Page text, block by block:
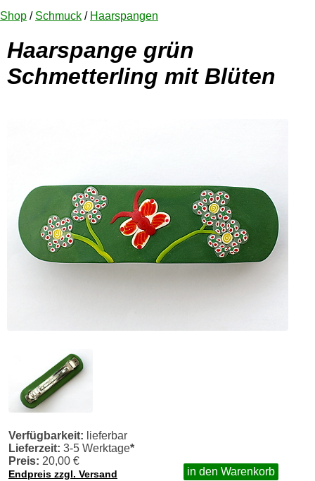
Shop / Schmuck / Haarspangen
Haarspange grün
Schmetterling mit Blüten
Verfügbarkeit: lieferbar
Lieferzeit: 3-5 Werktage*
Preis: 20,00 €
Endpreis zzgl. Versand in den Warenkorb